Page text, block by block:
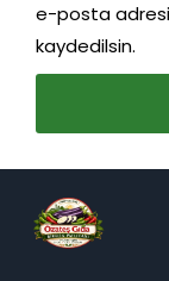
e-posta
kaydedilsin.